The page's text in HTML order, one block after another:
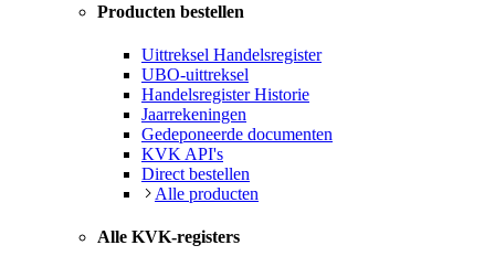
Producten bestellen
Uittreksel Handelsregister
UBO-uittreksel
Handelsregister Historie
Jaarrekeningen
Gedeponeerde documenten
KVK API's
Direct bestellen
Alle producten
Alle KVK-registers